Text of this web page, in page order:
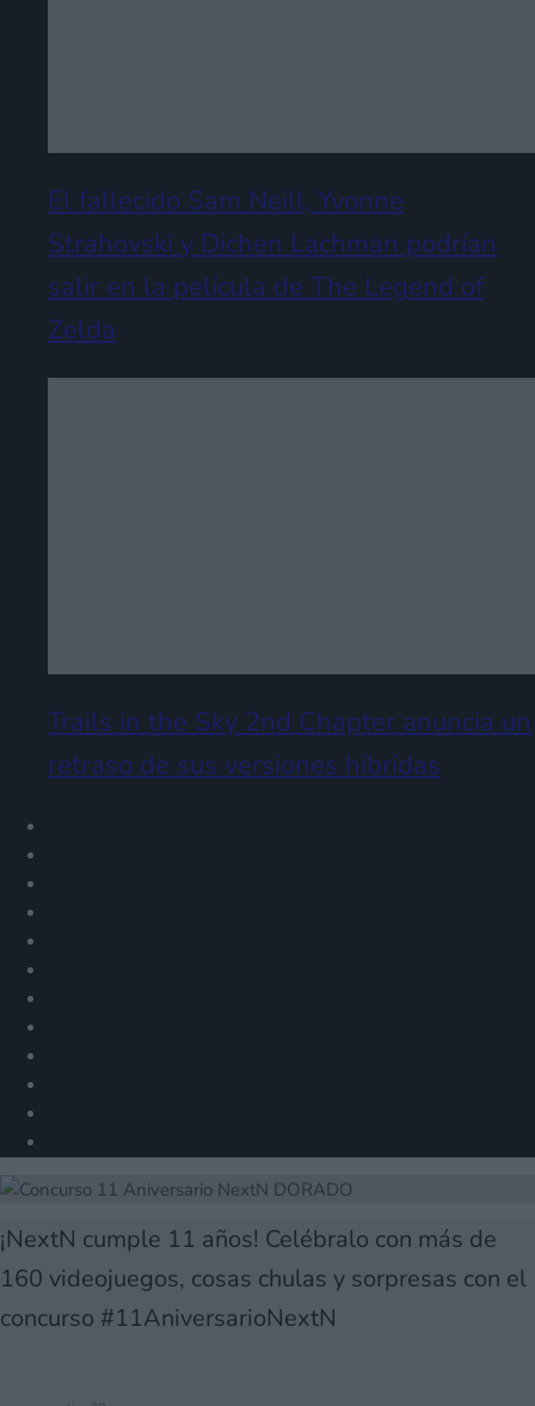
El fallecido Sam Neill, Yvonne
Strahovski y Dichen Lachman podrían
salir en la película de The Legend of
Zelda
Trails in the Sky 2nd Chapter anuncia un
retraso de sus versiones híbridas
¡NextN cumple 11 años! Celébralo con más de
160 videojuegos, cosas chulas y sorpresas con el
concurso #11AniversarioNextN